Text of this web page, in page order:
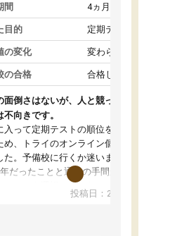
間 4ヵ月～1年未満
目的 定期テスト対策
の変化 変わらなかった
の合格 合格した
面倒さはないが、人と競って勉強したい
不向きです。
入って定期テストの順位を下げたくなか
め、トライのオンライン個別指導塾に入
た。予備校に行くか迷いましたが、まだ
だったことと通塾の手間が面倒だったの
ラインを選択しました。こちらの塾では
ストの内容に合わせて宿題を出してもら
投稿日：2025年08月09日